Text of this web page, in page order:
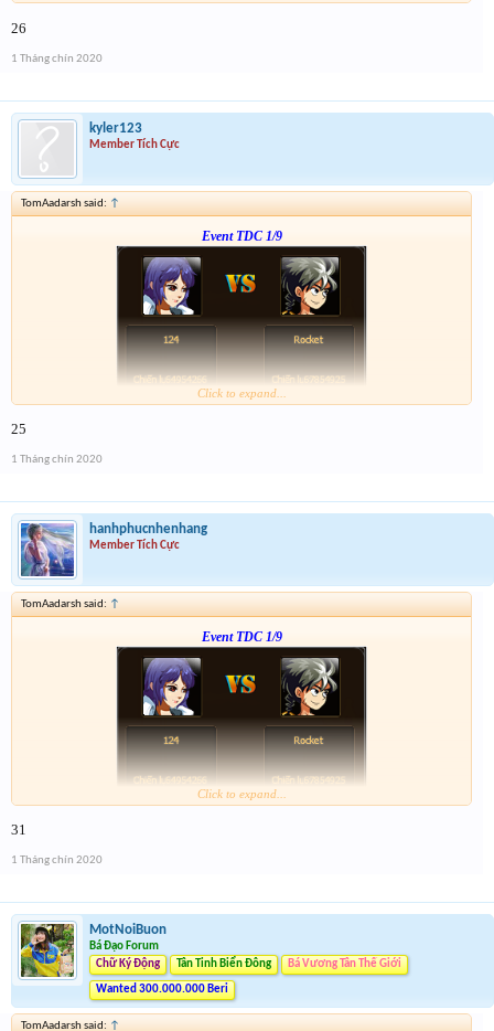
26
1 Tháng chín 2020
kyler123
Member Tích Cực
TomAadarsh said: ↑
Event TDC 1/9
Click to expand...
25
1 Tháng chín 2020
hanhphucnhenhang
Member Tích Cực
TomAadarsh said: ↑
Event TDC 1/9
Click to expand...
31
1 Tháng chín 2020
MotNoiBuon
Bá Đạo Forum
Chữ Ký Động
Tân Tinh Biển Đông Bá Vương Tân Thế Giới
Wanted 300.000.000 Beri
TomAadarsh said: ↑